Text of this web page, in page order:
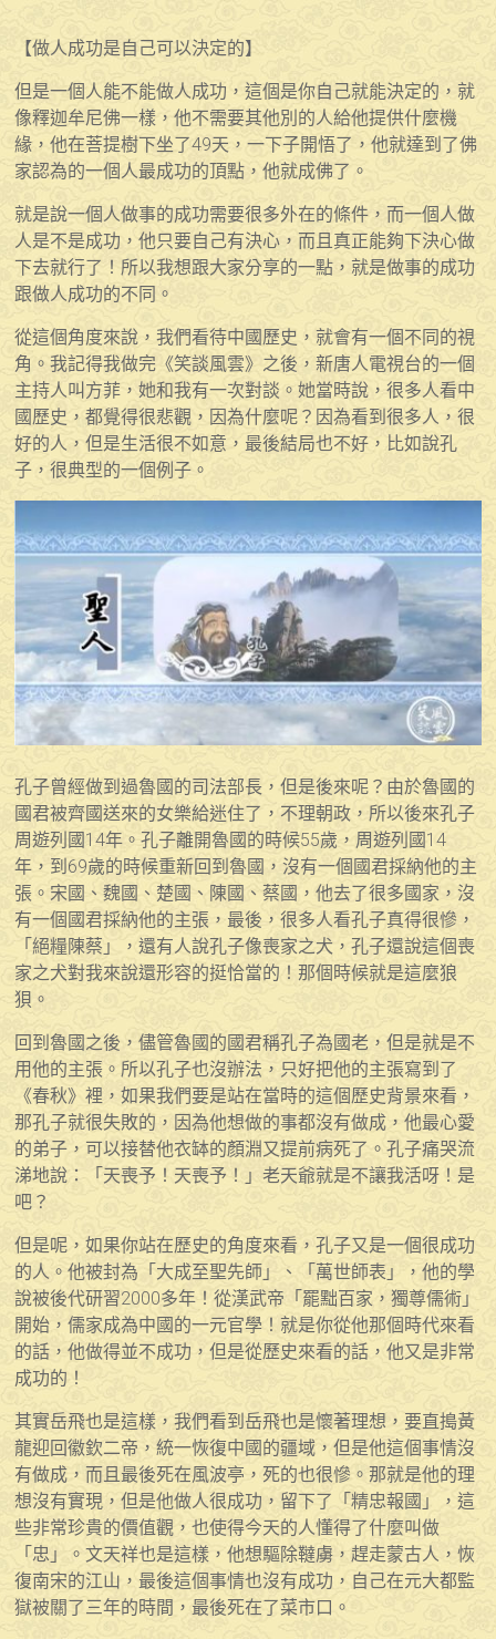
【做人成功是自己可以決定的】
但是一個人能不能做人成功，這個是你自己就能決定的，就
像釋迦牟尼佛一樣，他不需要其他別的人給他提供什麼機
緣，他在菩提樹下坐了49天，一下子開悟了，他就達到了佛
家認為的一個人最成功的頂點，他就成佛了。
就是說一個人做事的成功需要很多外在的條件，而一個人做
人是不是成功，他只要自己有決心，而且真正能夠下決心做
下去就行了！所以我想跟大家分享的一點，就是做事的成功
跟做人成功的不同。
從這個角度來說，我們看待中國歷史，就會有一個不同的視
角。我記得我做完《笑談風雲》之後，新唐人電視台的一個
主持人叫方菲，她和我有一次對談。她當時說，很多人看中
國歷史，都覺得很悲觀，因為什麼呢？因為看到很多人，很
好的人，但是生活很不如意，最後結局也不好，比如說孔
子，很典型的一個例子。
孔子曾經做到過魯國的司法部長，但是後來呢？由於魯國的
國君被齊國送來的女樂給迷住了，不理朝政，所以後來孔子
周遊列國14年。孔子離開魯國的時候55歲，周遊列國14
年，到69歲的時候重新回到魯國，沒有一個國君採納他的主
張。宋國、魏國、楚國、陳國、蔡國，他去了很多國家，沒
有一個國君採納他的主張，最後，很多人看孔子真得很慘，
「絕糧陳蔡」，還有人說孔子像喪家之犬，孔子還說這個喪
家之犬對我來說還形容的挺恰當的！那個時候就是這麼狼
狽。
回到魯國之後，儘管魯國的國君稱孔子為國老，但是就是不
用他的主張。所以孔子也沒辦法，只好把他的主張寫到了
《春秋》裡，如果我們要是站在當時的這個歷史背景來看，
那孔子就很失敗的，因為他想做的事都沒有做成，他最心愛
的弟子，可以接替他衣缽的顏淵又提前病死了。孔子痛哭流
涕地說：「天喪予！天喪予！」老天爺就是不讓我活呀！是
吧？
但是呢，如果你站在歷史的角度來看，孔子又是一個很成功
的人。他被封為「大成至聖先師」、「萬世師表」，他的學
說被後代研習2000多年！從漢武帝「罷黜百家，獨尊儒術」
開始，儒家成為中國的一元官學！就是你從他那個時代來看
的話，他做得並不成功，但是從歷史來看的話，他又是非常
成功的！
其實岳飛也是這樣，我們看到岳飛也是懷著理想，要直搗黃
龍迎回徽欽二帝，統一恢復中國的疆域，但是他這個事情沒
有做成，而且最後死在風波亭，死的也很慘。那就是他的理
想沒有實現，但是他做人很成功，留下了「精忠報國」，這
些非常珍貴的價值觀，也使得今天的人懂得了什麼叫做
「忠」。文天祥也是這樣，他想驅除韃虜，趕走蒙古人，恢
復南宋的江山，最後這個事情也沒有成功，自己在元大都監
獄被關了三年的時間，最後死在了菜市口。